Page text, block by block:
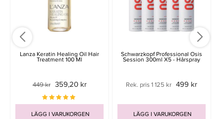
Lanza Keratin Healing Oil Hair
Treatment 100 Ml
449 kr 359,20 kr
LÄGG I VARUKORGEN
Schwarzkopf Professional Osis
Session 300ml X5 - Hårspray
Rek. pris 1 125 kr 499 kr
LÄGG I VARUKORGEN